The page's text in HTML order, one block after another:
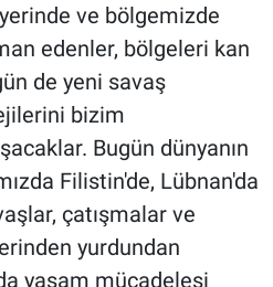
ve bölgemizde
edenler, bölgeleri kan
de yeni savaş
bizim
Bugün dünyanın
Filistin'de, Lübnan'da
çatışmalar ve
yurdundan
yaşam mücadelesi